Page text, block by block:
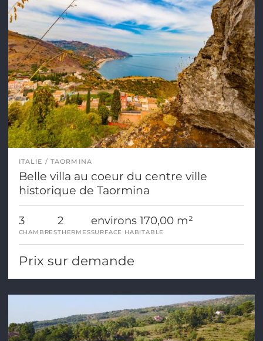
ITALIE TAORMINA
Belle villa au coeur du centre ville
historique de Taormina
3
CHAMBRES
2
THERMES
environs 170,00 m²
SURFACE HABITABLE
Prix sur demande